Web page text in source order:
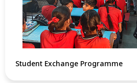
Student Exchange Programme